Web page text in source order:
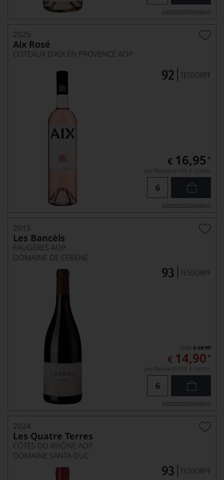
Lebensmittel­angaben
2025
Aix Rosé
COTEAUX D'AIX EN PROVENCE AOP
€ 16,95 *
pro Flasche (0.75l), € 22,60/L
Lebensmittel­angaben
2015
Les Bancèls
FAUGÈRES AOP
DOMAINE DE CÉBÈNE
€ 18,90
€ 14,90 *
pro Flasche (0.75l), € 19,87/L
Lebensmittel­angaben
2024
Les Quatre Terres
CÔTES DU RHÔNE AOP
DOMAINE SANTA DUC